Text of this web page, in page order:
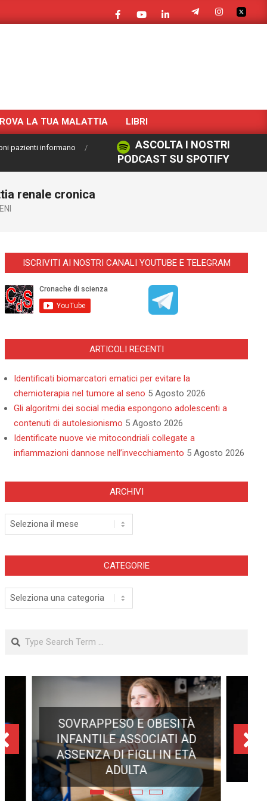
LA TUA MALATTIA LIBRI
pazienti informano
ASCOLTA I NOSTRI
PODCAST SU SPOTIFY
renale cronica
ISCRIVITI AI NOSTRI CANALI YOUTUBE E TELEGRAM
ARTICOLI RECENTI
Identificati biomarcatori ematici per evitare la
chemioterapia nel tumore al seno 5 Agosto 2026
Gli algoritmi dei social media espongono adolescenti a
contenuti di autolesionismo 5 Agosto 2026
Identificate nuove vie mitocondriali collegate a
infiammazioni dannose nell’invecchiamento 5 Agosto 2026
ARCHIVI
Archivi
CATEGORIE
Categorie
Search
ECLISSE TOTALE DEL 12
AGOSTO 2026: DOVE SI
POTRÀ VEDERE